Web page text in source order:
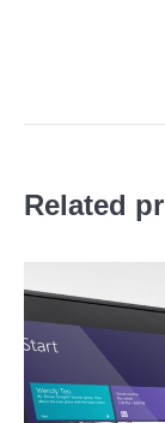
Related